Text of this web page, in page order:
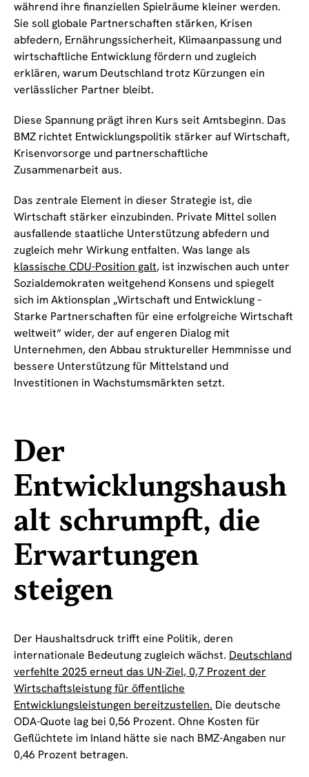
während ihre finanziellen Spielräume kleiner werden.
Sie soll globale Partnerschaften stärken, Krisen
abfedern, Ernährungssicherheit, Klimaanpassung und
wirtschaftliche Entwicklung fördern und zugleich
erklären, warum Deutschland trotz Kürzungen ein
verlässlicher Partner bleibt.
Diese Spannung prägt ihren Kurs seit Amtsbeginn. Das
BMZ richtet Entwicklungspolitik stärker auf Wirtschaft,
Krisenvorsorge und partnerschaftliche
Zusammenarbeit aus.
Das zentrale Element in dieser Strategie ist, die
Wirtschaft stärker einzubinden. Private Mittel sollen
ausfallende staatliche Unterstützung abfedern und
zugleich mehr Wirkung entfalten. Was lange als
klassische CDU-Position galt, ist inzwischen auch unter
Sozialdemokraten weitgehend Konsens und spiegelt
sich im Aktionsplan „Wirtschaft und Entwicklung –
Starke Partnerschaften für eine erfolgreiche Wirtschaft
weltweit“ wider, der auf engeren Dialog mit
Unternehmen, den Abbau struktureller Hemmnisse und
bessere Unterstützung für Mittelstand und
Investitionen in Wachstumsmärkten setzt.
Der
Entwicklungshaush
alt schrumpft, die
Erwartungen
steigen
Der Haushaltsdruck trifft eine Politik, deren
internationale Bedeutung zugleich wächst. Deutschland
verfehlte 2025 erneut das UN-Ziel, 0,7 Prozent der
Wirtschaftsleistung für öffentliche
Entwicklungsleistungen bereitzustellen. Die deutsche
ODA-Quote lag bei 0,56 Prozent. Ohne Kosten für
Geflüchtete im Inland hätte sie nach BMZ-Angaben nur
0,46 Prozent betragen.